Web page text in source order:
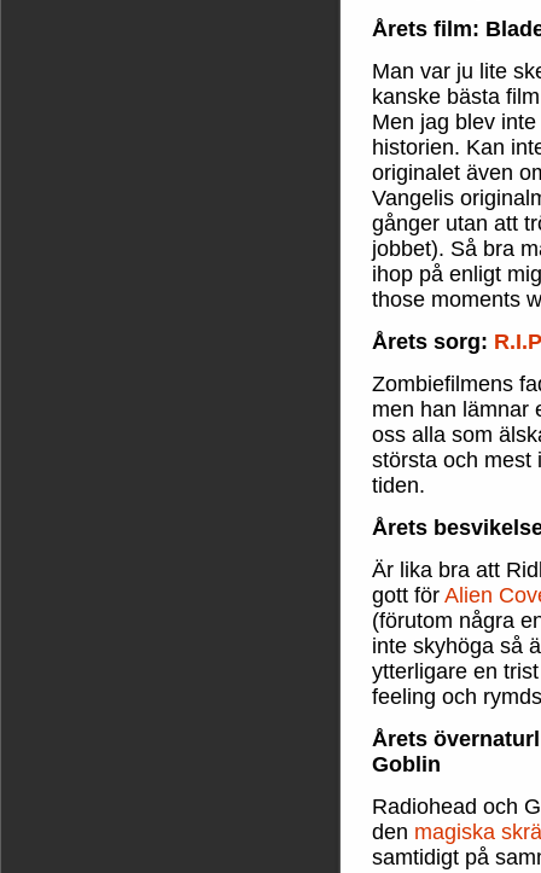
Årets film:
Man var ju lite
kanske bästa
Men jag blev
historien. Kan
originalet även
Vangelis
gånger utan att
jobbet). Så bra
ihop på enligt
those moments
Årets sorg:
Zombiefilmens
men han lämnar
oss alla som
största och mest
tiden.
Årets
Är lika bra att
gott för Alien
(förutom några
inte skyhöga så
ytterligare en
feeling och
Årets
Goblin
Radiohead och
den magiska
samtidigt på